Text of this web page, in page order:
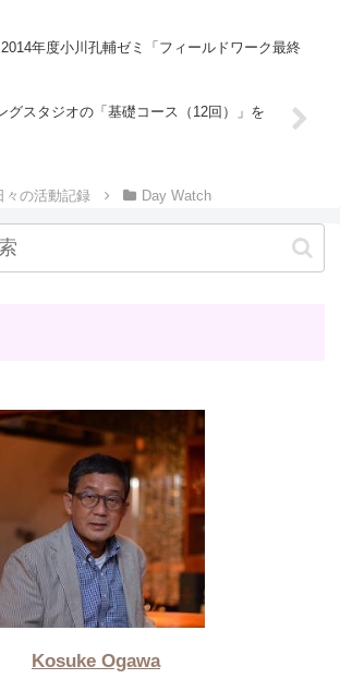
2014年度小川孔輔ゼミ「フィールドワーク最終
グスタジオの「基礎コース（12回）」を
々の活動記録 Day Watch
Kosuke Ogawa